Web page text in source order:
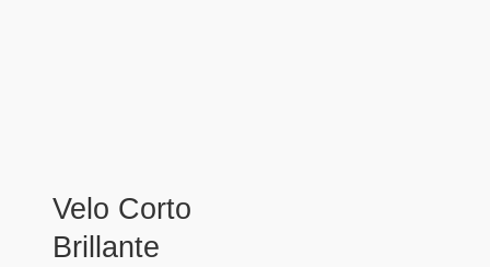
Velo Corto
Brillante